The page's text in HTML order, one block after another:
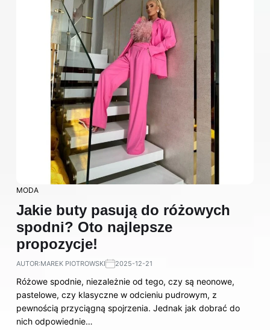
MODA
Jakie buty pasują do różowych
spodni? Oto najlepsze
propozycje!
AUTOR:MAREK PIOTROWSKI 2025-12-21
Różowe spodnie, niezależnie od tego, czy są neonowe,
pastelowe, czy klasyczne w odcieniu pudrowym, z
pewnością przyciągną spojrzenia. Jednak jak dobrać do
nich odpowiednie…